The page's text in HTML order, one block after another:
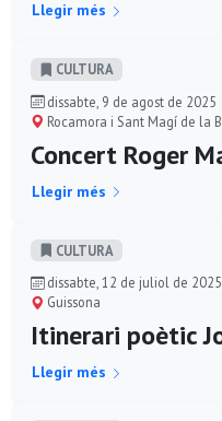
Llegir més
CULTURA
dissabte, 9 de agost de 2025
Rocamora i Sant Magí de la
Concert Roger
Llegir més
CULTURA
dissabte, 12 de juliol de 2025
Guissona
Itinerari poètic
Llegir més